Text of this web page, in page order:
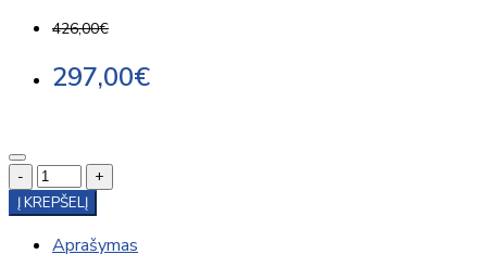
426,00€
297,00€
-
+
Į KREPŠELĮ
Aprašymas